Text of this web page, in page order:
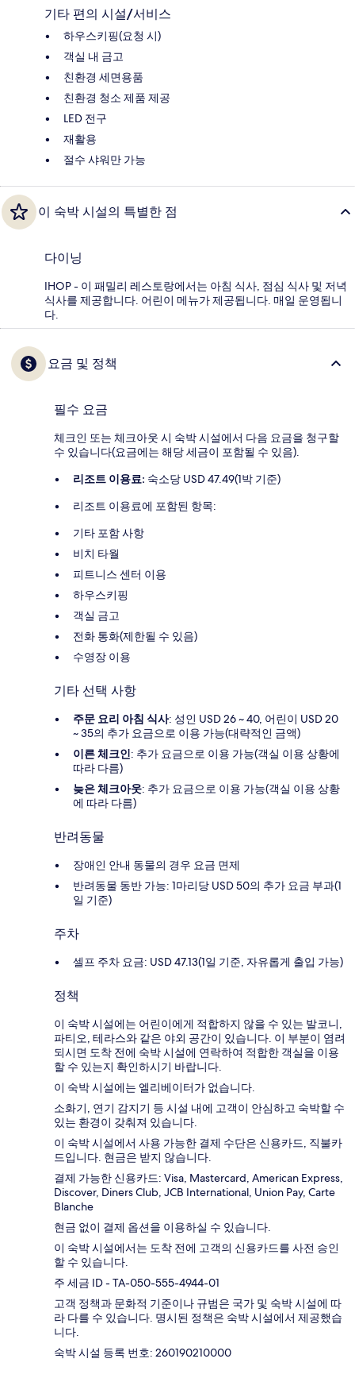
기타 편의 시설/서비스
하우스키핑(요청 시)
객실 내 금고
친환경 세면용품
친환경 청소 제품 제공
LED 전구
재활용
절수 샤워만 가능
이 숙박 시설의 특별한 점
다이닝
IHOP - 이 패밀리 레스토랑에서는 아침 식사, 점심 식사 및 저녁
식사를 제공합니다. 어린이 메뉴가 제공됩니다. 매일 운영됩니
다.
요금 및 정책
필수 요금
체크인 또는 체크아웃 시 숙박 시설에서 다음 요금을 청구할
수 있습니다(요금에는 해당 세금이 포함될 수 있음).
리조트 이용료: 숙소당 USD 47.49(1박 기준)
리조트 이용료에 포함된 항목:
기타 포함 사항
비치 타월
피트니스 센터 이용
하우스키핑
객실 금고
전화 통화(제한될 수 있음)
수영장 이용
기타 선택 사항
주문 요리 아침 식사: 성인 USD 26 ~ 40, 어린이 USD 20
~ 35의 추가 요금으로 이용 가능(대략적인 금액)
이른 체크인: 추가 요금으로 이용 가능(객실 이용 상황에
따라 다름)
늦은 체크아웃: 추가 요금으로 이용 가능(객실 이용 상황
에 따라 다름)
반려동물
장애인 안내 동물의 경우 요금 면제
반려동물 동반 가능: 1마리당 USD 50의 추가 요금 부과(1
일 기준)
주차
셀프 주차 요금: USD 47.13(1일 기준, 자유롭게 출입 가능)
정책
이 숙박 시설에는 어린이에게 적합하지 않을 수 있는 발코니,
파티오, 테라스와 같은 야외 공간이 있습니다. 이 부분이 염려
되시면 도착 전에 숙박 시설에 연락하여 적합한 객실을 이용
할 수 있는지 확인하시기 바랍니다.
이 숙박 시설에는 엘리베이터가 없습니다.
소화기, 연기 감지기 등 시설 내에 고객이 안심하고 숙박할 수
있는 환경이 갖춰져 있습니다.
이 숙박 시설에서 사용 가능한 결제 수단은 신용카드, 직불카
드입니다. 현금은 받지 않습니다.
결제 가능한 신용카드: Visa, Mastercard, American Express,
Discover, Diners Club, JCB International, Union Pay, Carte
Blanche
현금 없이 결제 옵션을 이용하실 수 있습니다.
이 숙박 시설에서는 도착 전에 고객의 신용카드를 사전 승인
할 수 있습니다.
주 세금 ID - TA-050-555-4944-01
고객 정책과 문화적 기준이나 규범은 국가 및 숙박 시설에 따
라 다를 수 있습니다. 명시된 정책은 숙박 시설에서 제공했습
니다.
숙박 시설 등록 번호: 260190210000